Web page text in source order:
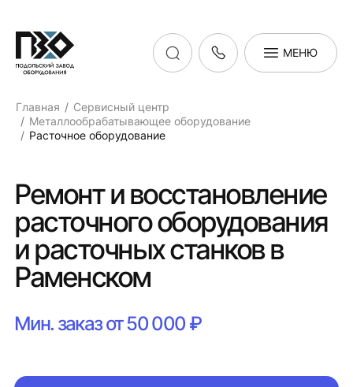
МЕНЮ
Главная
Сервисный центр
Металлообрабатывающее оборудование
Расточное оборудование
Ремонт и восстановление
расточного оборудования
и расточных станков в
Раменском
Мин. заказ от 50 000 ₽